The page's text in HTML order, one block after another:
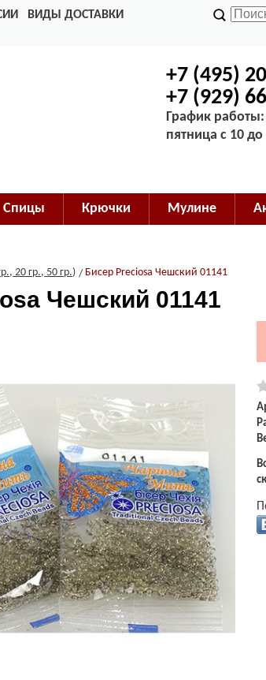
ВИДЫ ДОСТАВКИ
+7 (495)
+7 (929)
График работы:
пятница с 10
Спицы Крючки Мулине
20 гр., 50 гр.) Бисер Preciosa Чешский 01141
Чешский 01141